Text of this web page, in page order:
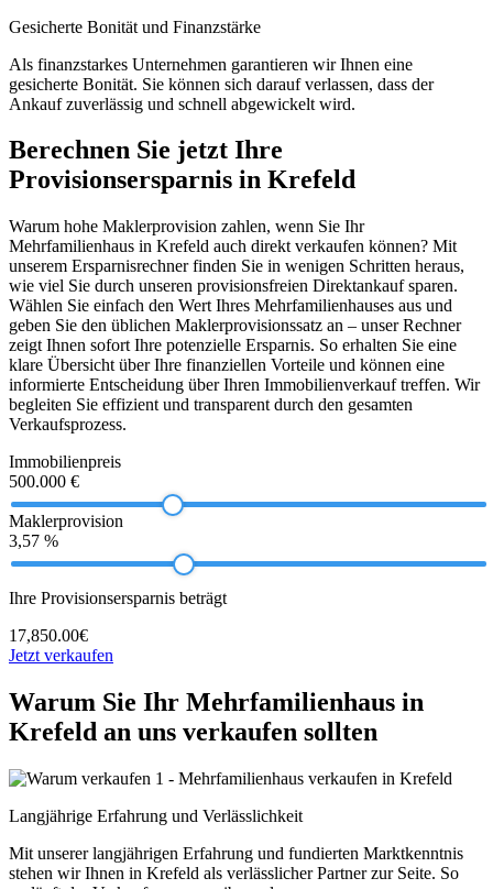
Gesicherte Bonität und Finanzstärke
Als finanzstarkes Unternehmen garantieren wir Ihnen eine
gesicherte Bonität. Sie können sich darauf verlassen, dass der
Ankauf zuverlässig und schnell abgewickelt wird.
Berechnen Sie jetzt Ihre
Provisionsersparnis in Krefeld
Warum hohe Maklerprovision zahlen, wenn Sie Ihr
Mehrfamilienhaus in Krefeld auch direkt verkaufen können? Mit
unserem Ersparnisrechner finden Sie in wenigen Schritten heraus,
wie viel Sie durch unseren provisionsfreien Direktankauf sparen.
Wählen Sie einfach den Wert Ihres Mehrfamilienhauses aus und
geben Sie den üblichen Maklerprovisionssatz an – unser Rechner
zeigt Ihnen sofort Ihre potenzielle Ersparnis. So erhalten Sie eine
klare Übersicht über Ihre finanziellen Vorteile und können eine
informierte Entscheidung über Ihren Immobilienverkauf treffen. Wir
begleiten Sie effizient und transparent durch den gesamten
Verkaufsprozess.
Immobilienpreis
500.000 €
Maklerprovision
3,57 %
Ihre Provisionsersparnis beträgt
17,850.00€
Jetzt verkaufen
Warum Sie Ihr Mehrfamilienhaus in
Krefeld an uns verkaufen sollten
Langjährige Erfahrung und Verlässlichkeit
Mit unserer langjährigen Erfahrung und fundierten Marktkenntnis
stehen wir Ihnen in Krefeld als verlässlicher Partner zur Seite. So